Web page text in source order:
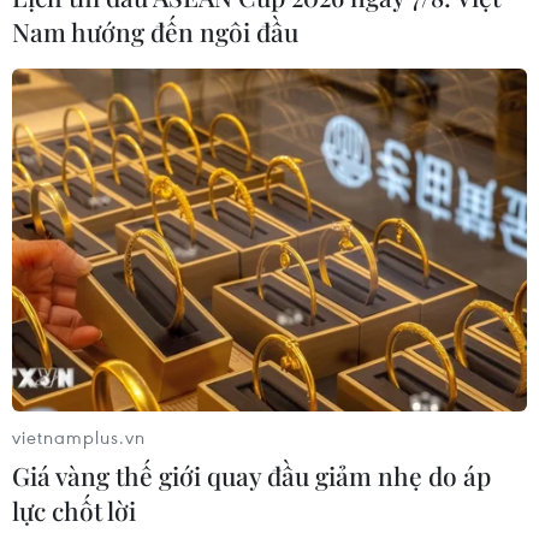
Nam hướng đến ngôi đầu
vietnamplus.vn
Giá vàng thế giới quay đầu giảm nhẹ do áp
lực chốt lời